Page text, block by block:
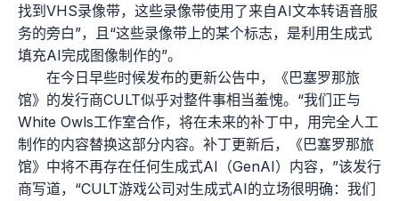
找到VHS录像带，这些录像带使用了来自AI文本转语音服
务的旁白”，且“这些录像带上的某个标志，是利用生成式
填充AI完成图像制作的”。
在今日早些时候发布的更新公告中，《巴塞罗那旅
馆》的发行商CULT似乎对整件事相当羞愧。“我们正与
White Owls工作室合作，将在未来的补丁中，用完全人工
制作的内容替换这部分内容。补丁更新后，《巴塞罗那旅
馆》中将不再存在任何生成式AI（GenAI）内容，”该发行
商写道，“CULT游戏公司对生成式AI的立场很明确：我们